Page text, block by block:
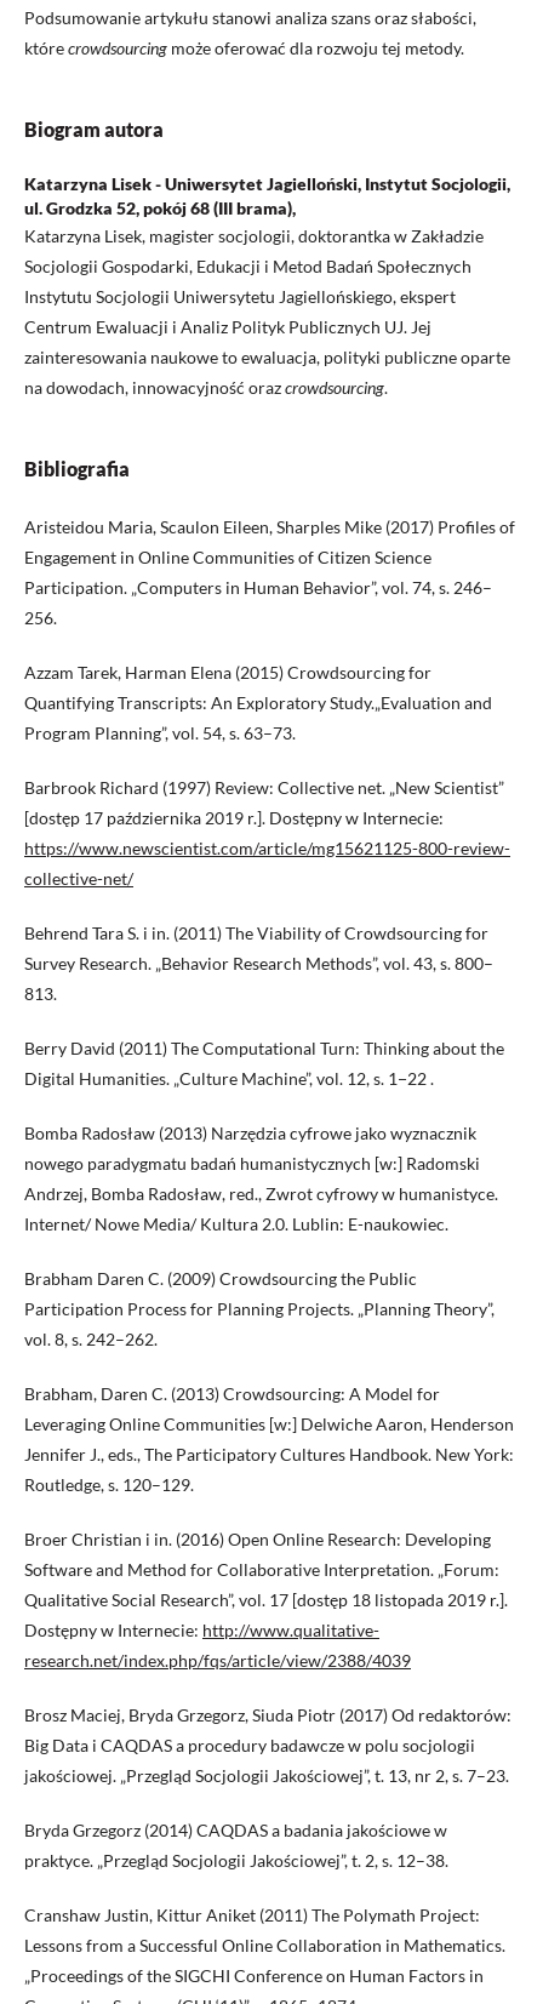
Podsumowanie artykułu stanowi analiza szans oraz słabości,
którecrowdsourcing może oferować dla rozwoju tej metody.
Biogram autora
Katarzyna Lisek - Uniwersytet Jagielloński, Instytut Socjologii,
ul. Grodzka 52, pokój 68 (III brama),
Katarzyna Lisek, magister socjologii, doktorantka w Zakładzie
Socjologii Gospodarki, Edukacji i Metod Badań Społecznych
Instytutu Socjologii Uniwersytetu Jagiellońskiego, ekspert
Centrum Ewaluacji i Analiz Polityk Publicznych UJ. Jej
zainteresowania naukowe to ewaluacja, polityki publiczne oparte
na dowodach, innowacyjność orazcrowdsourcing.
Bibliografia
Aristeidou Maria, Scaulon Eileen, Sharples Mike (2017) Profiles of
Engagement in Online Communities of Citizen Science
Participation. „Computers in Human Behavior”, vol. 74, s. 246–
256.
Azzam Tarek, Harman Elena (2015) Crowdsourcing for
Quantifying Transcripts: An Exploratory Study.„Evaluation and
Program Planning”, vol. 54, s. 63–73.
Barbrook Richard (1997) Review: Collective net. „New Scientist”
[dostęp 17 października 2019 r.]. Dostępny w Internecie:
https://www.newscientist.com/article/mg15621125-800-review-
collective-net/
Behrend Tara S. i in. (2011) The Viability of Crowdsourcing for
Survey Research. „Behavior Research Methods”, vol. 43, s. 800–
813.
Berry David (2011) The Computational Turn: Thinking about the
Digital Humanities. „Culture Machine”, vol. 12, s. 1−22 .
Bomba Radosław (2013) Narzędzia cyfrowe jako wyznacznik
nowego paradygmatu badań humanistycznych [w:] Radomski
Andrzej, Bomba Radosław, red., Zwrot cyfrowy w humanistyce.
Internet/ Nowe Media/ Kultura 2.0. Lublin: E-naukowiec.
Brabham Daren C. (2009) Crowdsourcing the Public
Participation Process for Planning Projects. „Planning Theory”,
vol. 8, s. 242–262.
Brabham, Daren C. (2013) Crowdsourcing: A Model for
Leveraging Online Communities [w:] Delwiche Aaron, Henderson
Jennifer J., eds., The Participatory Cultures Handbook. New York:
Routledge, s. 120–129.
Broer Christian i in. (2016) Open Online Research: Developing
Software and Method for Collaborative Interpretation. „Forum:
Qualitative Social Research”, vol. 17 [dostęp 18 listopada 2019 r.].
Dostępny w Internecie: http://www.qualitative-
research.net/index.php/fqs/article/view/2388/4039
Brosz Maciej, Bryda Grzegorz, Siuda Piotr (2017) Od redaktorów:
Big Data i CAQDAS a procedury badawcze w polu socjologii
jakościowej. „Przegląd Socjologii Jakościowej”, t. 13, nr 2, s. 7–23.
Bryda Grzegorz (2014) CAQDAS a badania jakościowe w
praktyce. „Przegląd Socjologii Jakościowej”, t. 2, s. 12–38.
Cranshaw Justin, Kittur Aniket (2011) The Polymath Project:
Lessons from a Successful Online Collaboration in Mathematics.
„Proceedings of the SIGCHI Conference on Human Factors in